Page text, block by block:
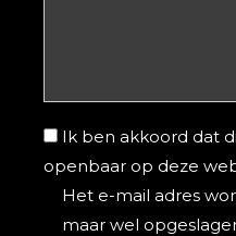
Ik ben akkoord dat
openbaar op deze
Het e-mail adres
maar wel